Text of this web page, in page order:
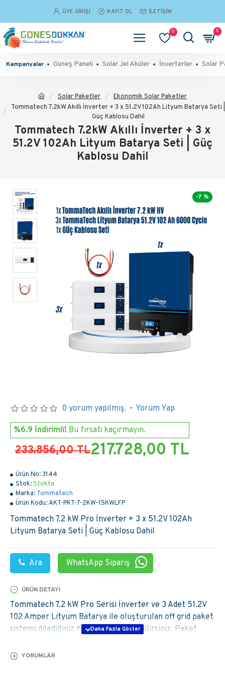
ÜYE GIRIŞI KAYIT OL İLETIŞIM
0 0
Kampanyalar Güneş Paneli Solar Jel Aküler İnverterler Solar
Solar Paketler
Ekonomik Solar Paketler
Tommatech 7.2kW Akıllı İnverter + 3 x 51.2V 102Ah Lityum Batarya Seti |
Güç Kablosu Dahil
Tommatech 7.2kW Akıllı İnverter + 3 x
51.2V 102Ah Lityum Batarya Seti | Güç
Kablosu Dahil
-7 %
Ürün No:3144
Stok:Stokta
Marka: Tommatech
Ürün Kodu:AKT-PKT-7-2KW-15KWLFP
Tommatech 7.2 kW Pro İnverter + 3 x 51.2V 102Ah
Lityum Batarya Seti | Güç Kablosu Dahil
Ara WhatsApp Sipariş
0 yorum yapılmış. - Yorum Yap
%6.9 İndirimli! Bu fırsatı kaçırmayın.
233.856,00 TL217.728,00 TL
ÜRÜN DETAYI
Tommatech 7.2 kW Pro Serisi İnverter ve 3 Adet 51.2V
102 Amper Lityum Batarya ile oluşturulan off grid paket
sistemi dilediğiniz her yerde kullanabilirsiniz. Paket
dahil değildir. Ancak inverter, inverter ile batarya arası
YORUMLAR